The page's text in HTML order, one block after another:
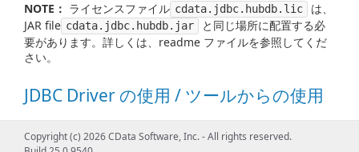
NOTE： ライセンスファイル cdata.jdbc.hubdb.lic
は、
JAR file cdata.jdbc.hubdb.jar
と同じ場所に配置する必
要があります。詳しくは、readme ファイルを参照してくだ
さい。
JDBC Driver の使用 / ツールからの使用
Statement、ResultSet、その他の標準JDBC クラスの使用例
Copyright (c) 2026 CData Software, Inc. - All rights reserved.